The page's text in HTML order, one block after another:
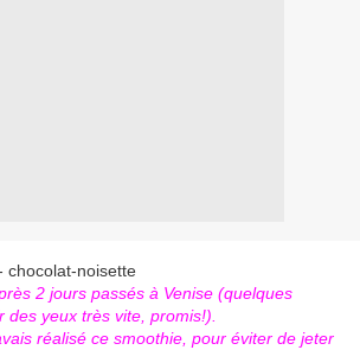
2 jours passés à Venise (quelques
des yeux très vite, promis!).
réalisé ce smoothie, pour éviter de jeter